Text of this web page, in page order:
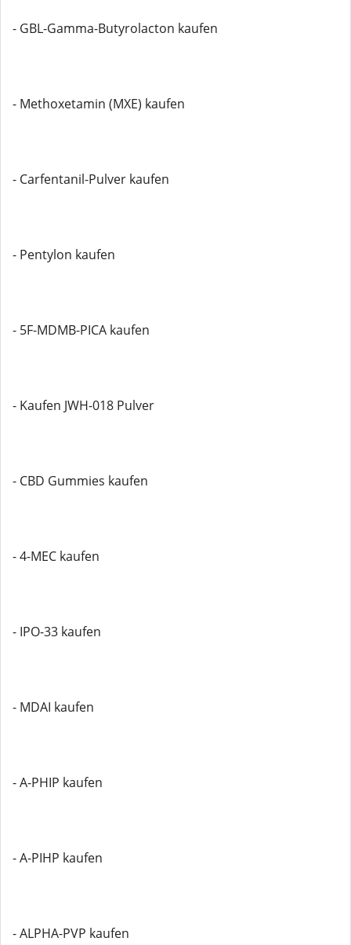
- GBL-Gamma-Butyrolacton kaufen
- Methoxetamin (MXE) kaufen
- Carfentanil-Pulver kaufen
- Pentylon kaufen
- 5F-MDMB-PICA kaufen
- Kaufen JWH-018 Pulver
- CBD Gummies kaufen
- 4-MEC kaufen
- IPO-33 kaufen
- MDAI kaufen
- A-PHIP kaufen
- A-PIHP kaufen
- ALPHA-PVP kaufen